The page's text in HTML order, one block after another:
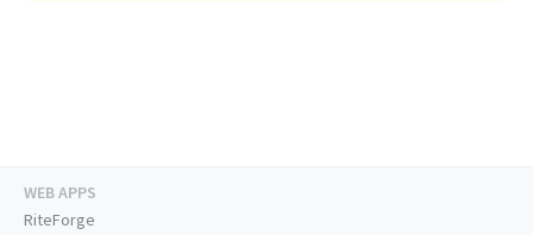
WEB APPS
RiteForge